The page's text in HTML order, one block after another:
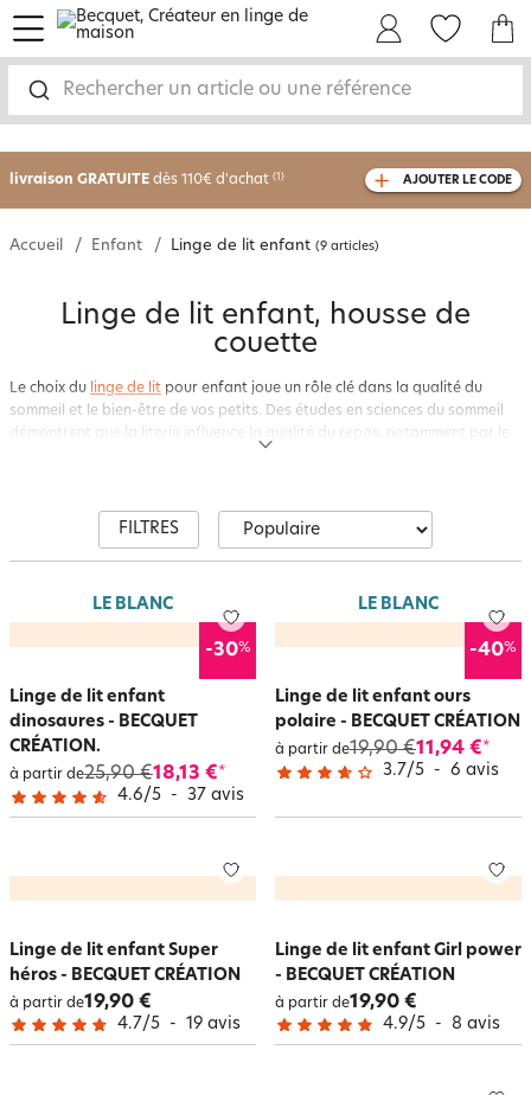
Rechercher un article ou une référence
menu
-30% sur votre commandedès 2 articles
livraison GRATUITE dès 110€ d'achat (1)
avec le code 750826
AJOUTER LE CODE
Accueil Enfant Linge de lit enfant (9 articles)
Linge de lit enfant, housse de
couette
Le choix du linge de lit pour enfant joue un rôle clé dans la qualité du
sommeil et le bien-être de vos petits. Des études en sciences du sommeil
démontrent que la literie influence la qualité du repos, notamment par le
proposons une vaste collection de parures de lit enfantines qui allient
qualité, confort et esthétisme. Nos ensembles incluent des
housses de
univers personnalisé adapté aux besoins des
enfants
FILTRES
LE BLANC
-30%
Linge de lit enfant
dinosaures - BECQUET
CRÉATION.
à partir de25,90 €18,13 €*
4.6/5 - 37 avis
LE BLANC
-40%
Linge de lit enfant ours
polaire - BECQUET CRÉATION
à partir de19,90 €11,94 €*
3.7/5 - 6 avis
Linge de lit enfant Super
héros - BECQUET CRÉATION
à partir de19,90 €
4.7/5 - 19 avis
Linge de lit enfant Girl power
- BECQUET CRÉATION
à partir de19,90 €
4.9/5 - 8 avis